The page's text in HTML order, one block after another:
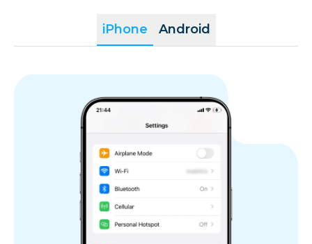
iPhone Android